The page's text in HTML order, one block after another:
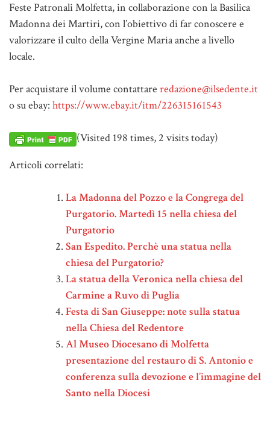
Feste Patronali Molfetta, in collaborazione con la Basilica
Madonna dei Martiri, con l’obiettivo di far conoscere e
valorizzare il culto della Vergine Maria anche a livello
locale.
Per acquistare il volume contattare redazione@ilsedente.it
o su ebay: https://www.ebay.it/itm/226315161543
(Visited 198 times, 2 visits today)
Articoli correlati:
La Madonna del Pozzo e la Congrega del
Purgatorio. Martedì 15 nella chiesa del
Purgatorio
San Espedito. Perchè una statua nella
chiesa del Purgatorio?
La statua della Veronica nella chiesa del
Carmine a Ruvo di Puglia
Festa di San Giuseppe: note sulla statua
nella Chiesa del Redentore
Al Museo Diocesano di Molfetta
presentazione del restauro di S. Antonio e
conferenza sulla devozione e l’immagine del
Santo nella Diocesi